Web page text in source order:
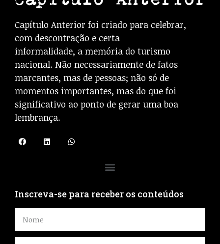
Capítulo Anterior foi criado para celebrar,
com descontração e certa
informalidade, a memória do turismo
nacional. Não necessariamente de fatos
marcantes, mas de pessoas; não só de
momentos importantes, mas do que foi
significativo ao ponto de gerar uma boa
lembrança.
Inscreva-se para receber os conteúdos